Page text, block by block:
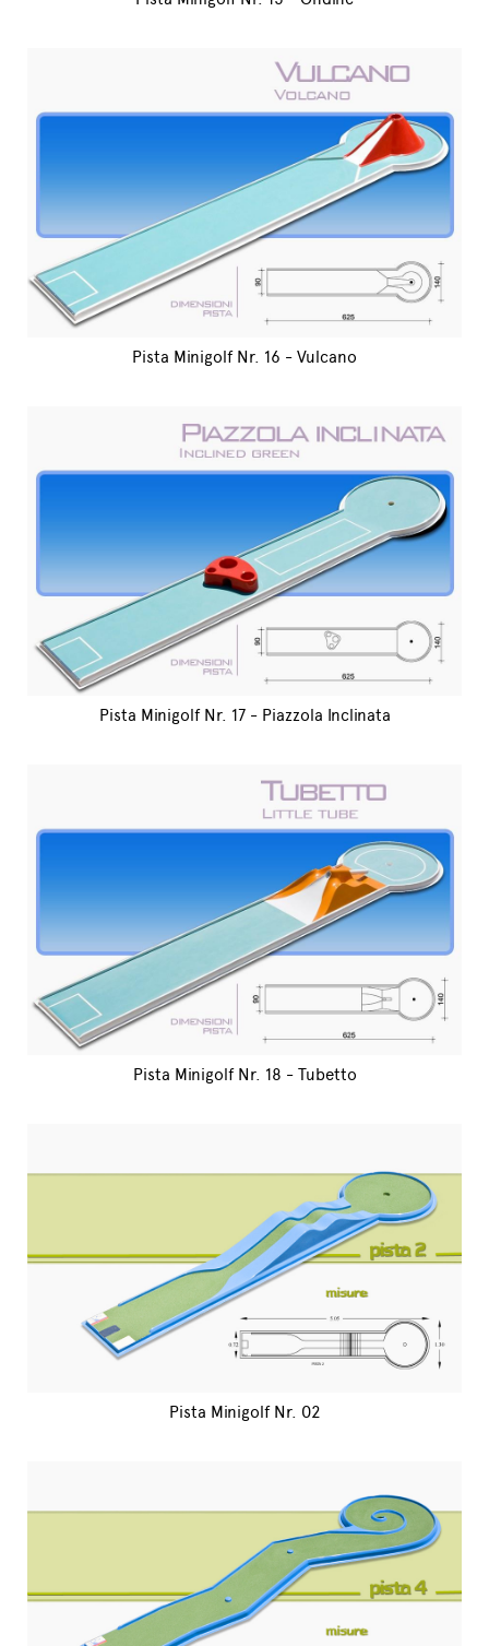
Pista Minigolf Nr. 16 - Vulcano
Pista Minigolf Nr. 17 - Piazzola Inclinata
Pista Minigolf Nr. 18 - Tubetto
Pista Minigolf Nr. 02